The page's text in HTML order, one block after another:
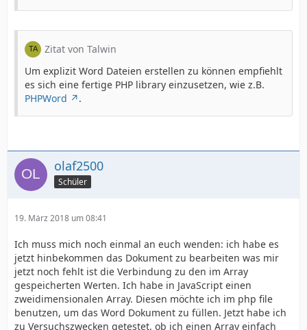
Zitat von Talwin
Um explizit Word Dateien erstellen zu können empfiehlt
es sich eine fertige PHP library einzusetzen, wie z.B.
PHPWord
.
olaf2500
Schüler
19. März 2018 um 08:41
Ich muss mich noch einmal an euch wenden: ich habe es
jetzt hinbekommen das Dokument zu bearbeiten was mir
jetzt noch fehlt ist die Verbindung zu den im Array
gespeicherten Werten. Ich habe in JavaScript einen
zweidimensionalen Array. Diesen möchte ich im php file
benutzen, um das Word Dokument zu füllen. Jetzt habe ich
zu Versuchszwecken getestet, ob ich einen Array einfach